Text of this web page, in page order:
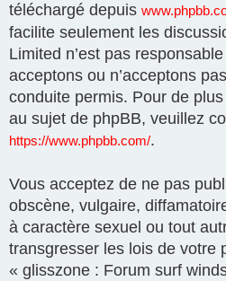
téléchargé depuis
facilite seulement les
Limited n’est pas
acceptons ou n’acceptons
conduite permis. Pour de
au sujet de phpBB, veuillez
https://www.phpbb.com/.
Vous acceptez de ne pas
obscène, vulgaire,
à caractère sexuel ou tout
transgresser les lois de votre
« glisszone : Forum surf